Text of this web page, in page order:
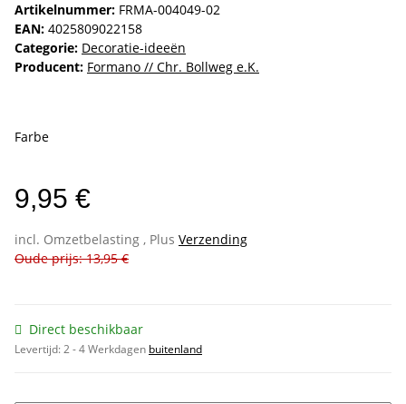
Artikelnummer: FRMA-004049-02
EAN: 4025809022158
Categorie: Decoratie-ideeën
Producent: Formano // Chr. Bollweg e.K.
Farbe
9,95 €
incl. Omzetbelasting , Plus Verzending
Oude prijs: 13,95 €
Direct beschikbaar
Levertijd:2 - 4 Werkdagen buitenland